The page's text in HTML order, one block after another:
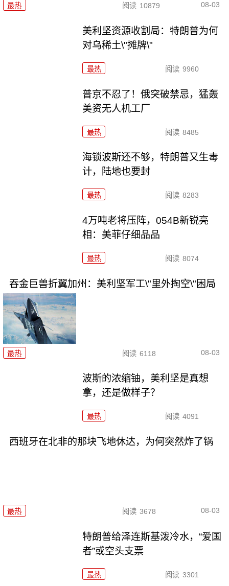
最热 阅读 10879 08-03
美利坚资源收割局：特朗普为何
对乌稀土\"摊牌\"
最热 阅读 9960
普京不忍了！俄突破禁忌，猛轰
美资无人机工厂
最热 阅读 8485
海锁波斯还不够，特朗普又生毒
计，陆地也要封
最热 阅读 8283
4万吨老将压阵，054B新锐亮
相：美菲仔细品品
最热 阅读 8074
吞金巨兽折翼加州：美利坚军工\"里外掏空\"困局
最热 阅读 6118 08-03
波斯的浓缩铀，美利坚是真想
拿，还是做样子？
最热 阅读 4091
西班牙在北非的那块飞地休达，为何突然炸了锅
最热 阅读 3678 08-03
特朗普给泽连斯基泼冷水，“爱国
者”或空头支票
最热 阅读 3301